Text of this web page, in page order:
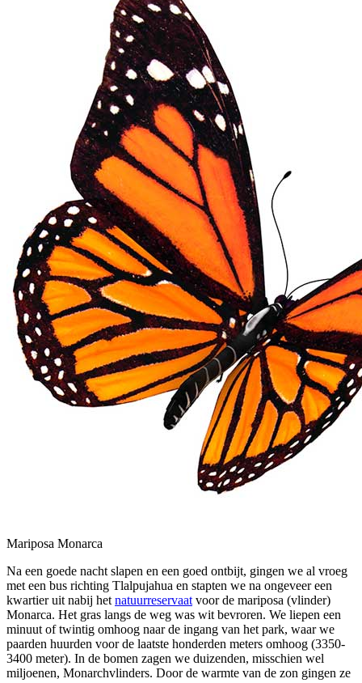
Mariposa Monarca
Na een goede nacht slapen en een goed ontbijt, gingen we al vroeg
met een bus richting Tlalpujahua en stapten we na ongeveer een
kwartier uit nabij het natuurreservaat voor de mariposa (vlinder)
Monarca. Het gras langs de weg was wit bevroren. We liepen een
minuut of twintig omhoog naar de ingang van het park, waar we
paarden huurden voor de laatste honderden meters omhoog (3350-
3400 meter). In de bomen zagen we duizenden, misschien wel
miljoenen, Monarchvlinders. Door de warmte van de zon gingen ze